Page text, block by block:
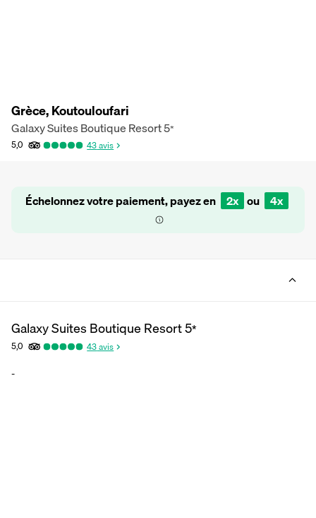
Grèce, Koutouloufari
Galaxy Suites Boutique Resort5*
5,0 43avis
Échelonnez votre paiement, payez en 2x ou 4x
Galaxy Suites Boutique Resort5*
5,0 43avis
-